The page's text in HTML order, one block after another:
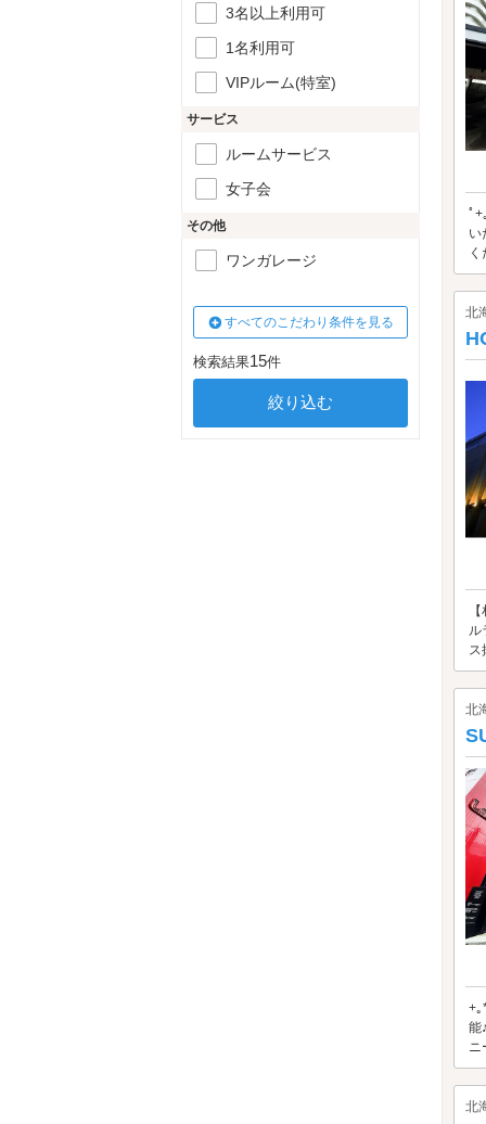
ﾟ+
い
北
ル
ス
北
+｡
能
ニ
北
3名以上利用可
1名利用可
VIPルーム(特室)
サービス
ルームサービス
女子会
その他
ワンガレージ
すべてのこだわり条件を見る
検索結果15件